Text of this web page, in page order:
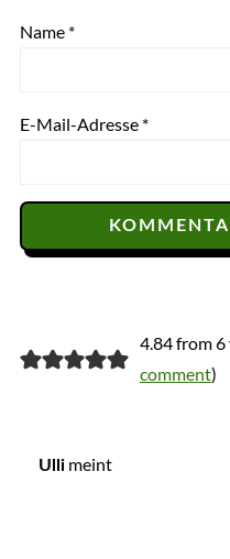
Name *
E-Mail-Adresse *
4.84 from 6
comment)
Ulli meint